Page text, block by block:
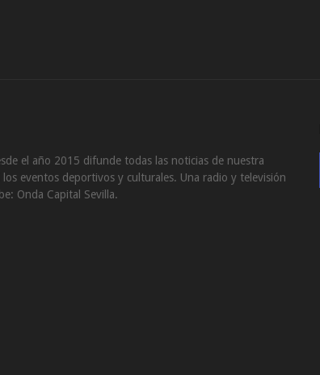
el año 2015 difunde todas las noticias de nuestra
eventos deportivos y culturales. Una radio y televisión
Onda Capital Sevilla.